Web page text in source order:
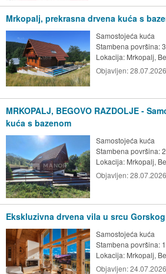
Mrkopalj, prekrasna drvena kuća s
Samostojeća kuća
Stambena površina:
Lokacija: Mrkopalj,
Objavljen:
MRKOPALJ, BEGOVO RAZDOLJE -
kuća s bazenom
Samostojeća kuća
Stambena površina:
Lokacija: Mrkopalj,
Objavljen:
Ekskluzivna drvena vila u srcu
Samostojeća kuća
Stambena površina:
Lokacija: Mrkopalj,
Objavljen: